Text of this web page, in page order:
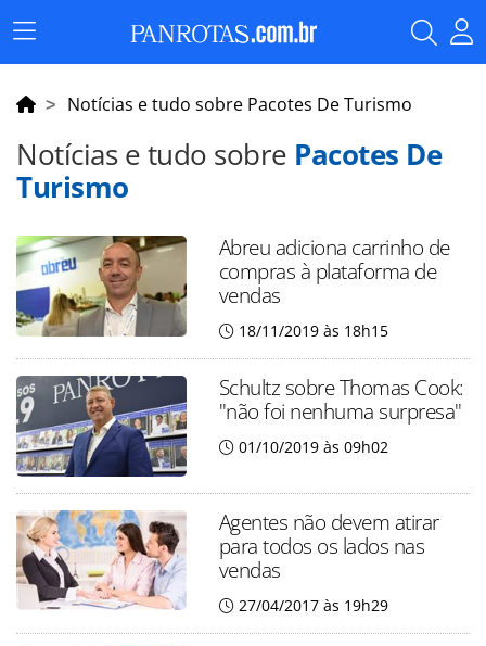
Menu
Principal
Notícias e tudo sobre Pacotes De Turismo
Notícias e tudo sobre Pacotes De
Turismo
Abreu adiciona carrinho de
compras à plataforma de
vendas
18/11/2019 às 18h15
Schultz sobre Thomas Cook:
"não foi nenhuma surpresa"
01/10/2019 às 09h02
Agentes não devem atirar
para todos os lados nas
vendas
27/04/2017 às 19h29